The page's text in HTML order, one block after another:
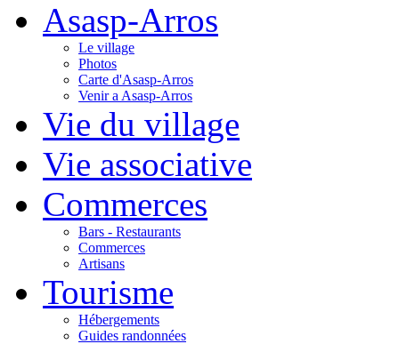
Asasp-Arros
Le village
Photos
Carte d'Asasp-Arros
Venir a Asasp-Arros
Vie du village
Vie associative
Commerces
Bars - Restaurants
Commerces
Artisans
Tourisme
Hébergements
Guides randonnées